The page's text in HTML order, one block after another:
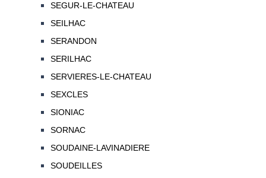
SEGUR-LE-CHATEAU
SEILHAC
SERANDON
SERILHAC
SERVIERES-LE-CHATEAU
SEXCLES
SIONIAC
SORNAC
SOUDAINE-LAVINADIERE
SOUDEILLES